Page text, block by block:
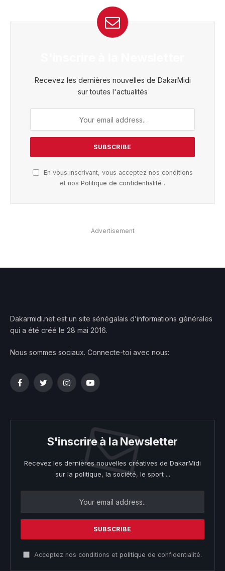
Recevez les dernières nouvelles de DakarMidi
sur toutes l'actualités
En vous inscrivant, vous acceptez nos conditions
et nos Politique de confidentialité .
Advertisement
Dakarmidi.net est un site sénégalais d’informations générales
qui a été créé le 28 mai 2016.
Nous sommes sociaux. Connecte-toi avec nous:
FacebookTwitterInstagramYouTube
S'inscrire à la Newsletter
Recevez les dernières nouvelles créatives de DakarMidi
sur la politique, la société, le sport ...
Acceptez nos conditions et politique de confidentialité.